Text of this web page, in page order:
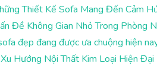
Thiết Kế Sofa Mang Đến Cảm
Đề Không Gian Nhỏ Trong Phòng
đẹp đang được ưa chuộng hiện
Hướng Nội Thất Kim Loại Hiện